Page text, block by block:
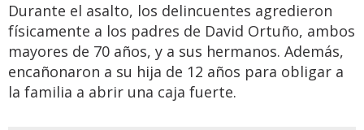
Durante el asalto, los delincuentes agredieron
físicamente a los padres de David Ortuño, ambos
mayores de 70 años, y a sus hermanos. Además,
encañonaron a su hija de 12 años para obligar a
la familia a abrir una caja fuerte.